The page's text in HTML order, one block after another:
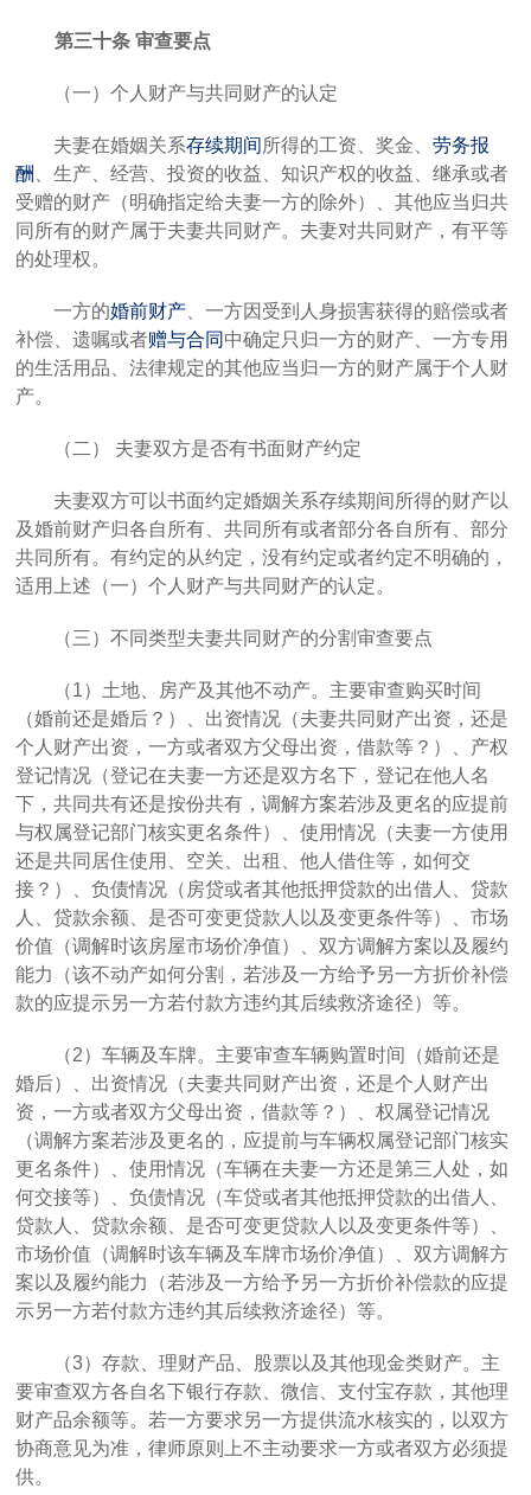
第三十条 审查要点
（一）个人财产与共同财产的认定
夫妻在婚姻关系存续期间 所得的工资、奖金、劳务报
酬
、生产、经营、投资的收益 、知识产权的收益 、继承或者
受赠的财产 （明确指定给夫妻一方的除外）、其他应当归共
同所有的财产属于夫妻共同财产。 夫妻对共同财产，有平等
的处理权。
一方的婚前财产 、一方因受到人身损害获得的赔偿或者
补偿 、遗嘱或者赠与合同 中确定只归一方的财产 、一方专用
的生活用品 、法律规定的其他应当归一方的财产属于个人财
产。
（二） 夫妻双方是否有书面财产约定
夫妻双方可以书面约定婚姻关系存续期间所得的财产以
及婚前财产归各自所有、共同所有或者部分各自所有、部分
共同所有。有约定的从约定，没有约定或者约定不明确的，
适用上述（一）个人财产与共同财产的认定。
（三）不同类型夫妻共同财产的分割审查要点
（1）土地、 房产及其他不动产。主要审查购买时间
（婚前还是婚后？）、出资情况（夫妻共同财产出资，还是
个人财产出资，一方或者双方父母出资，借款等？）、产权
登记情况（登记在夫妻一方还是双方名下，登记在他人名
下，共同共有还是按份共有，调解方案若涉及更名的应提前
与权属登记部门核实更名条件）、使用情况（夫妻一方使用
还是共同居住使用、空关、出租、他人借住等，如何交
接？）、负债情况（房贷或者其他抵押贷款的出借人、贷款
人、贷款余额、是否可变更贷款人以及变更条件等）、市场
价值（调解时该房屋市场价净值）、双方调解方案以及履约
能力（该不动产如何分割，若涉及一方给予另一方折价补偿
款的应提示另一方若付款方违约其后续救济途径）等。
（2）车辆及车牌。主要审查车辆购置时间（婚前还是
婚后）、出资情况（夫妻共同财产出资，还是个人财产出
资，一方或者双方父母出资，借款等？）、权属登记情况
（调解方案若涉及更名的，应提前与车辆权属登记部门核实
更名条件）、使用情况（车辆在夫妻一方还是第三人处，如
何交接等）、负债情况（车贷或者其他抵押贷款的出借人、
贷款人、贷款余额、是否可变更贷款人以及变更条件等）、
市场价值（调解时该车辆及车牌市场价净值）、双方调解方
案以及履约能力（若涉及一方给予另一方折价补偿款的应提
示另一方若付款方违约其后续救济途径）等。
（3）存款 、理财产品、股票以及其他现金类财产。主
要审查双方各自名下银行存款、微信、支付宝存款，其他理
财产品余额等。若一方要求另一方提供流水核实的，以双方
协商意见为准，律师原则上不主动要求一方或者双方必须提
供。